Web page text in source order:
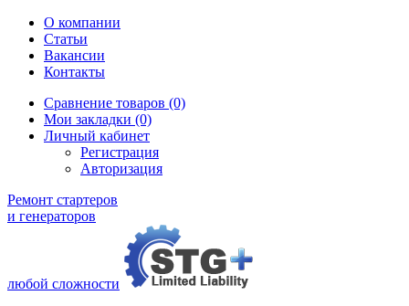
О компании
Статьи
Вакансии
Контакты
Сравнение товаров (0)
Мои закладки (0)
Личный кабинет
Регистрация
Авторизация
Ремонт стартеров
и генераторов
любой сложности